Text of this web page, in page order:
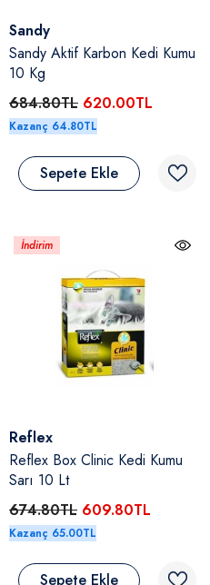
Kuzulu & Somonlu Ve
Yetişkin Köpek Konserve Yaş
400 Gr100.00TL Kazanç 94.80TL
Sepete Ekle
Satıcı:
Sandy
Sandy Aktif Karbon Kedi Kumu
10 Kg
684.80TL 620.00TL
Kazanç 64.80TL
Sepete Ekle
İndirim
Satıcı:
Reflex
Reflex Box Clinic Kedi Kumu
Sarı 10 Lt
674.80TL 609.80TL
Kazanç 65.00TL
Sepete Ekle